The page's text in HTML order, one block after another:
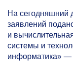
На сегодняшний
заявлений
и
системы и
информатика» —